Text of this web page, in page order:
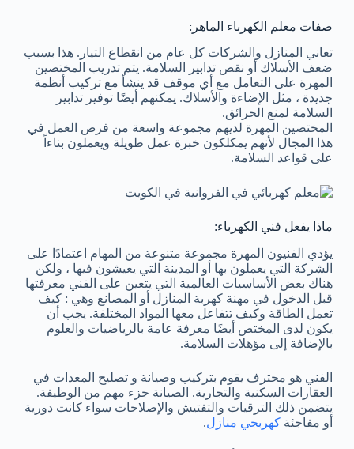
صفات معلم الكهرباء الماهر:
تعاني المنازل والشركات كل عام من انقطاع التيار. هذا بسبب
ضعف الأسلاك أو نقص تدابير السلامة. يتم تدريب المختصين
المهرة على التعامل مع أي موقف قد ينشأ مع تركيب أنظمة
جديدة ، مثل الإضاءة والأسلاك. يمكنهم أيضًا توفير تدابير
السلامة لمنع الحرائق.
المختصين المهرة لديهم مجموعة واسعة من فرص العمل في
هذا المجال لأنهم يمكلكون خبرة عمل طويلة ويعملون بناءاً
على قواعد السلامة.
ماذا يفعل فني الكهرباء:
يؤدي الفنيون المهرة مجموعة متنوعة من المهام اعتمادًا على
الشركة التي يعملون بها أو المدينة التي يعيشون فيها ، ولكن
هناك بعض الأساسيات العالمية التي يتعين على الفني معرفتها
قبل الدخول في مهنة كهربة المنازل أو المصانع وهي : كيف
تعمل الطاقة وكيف تتفاعل معها المواد المختلفة. يجب أن
يكون لدى المختص أيضًا معرفة عامة بالرياضيات والعلوم
بالإضافة إلى مؤهلات السلامة.
الفني هو محترف يقوم بتركيب وصيانة و تصليح المعدات في
العقارات السكنية والتجارية. الصيانة جزء مهم من الوظيفة.
يتضمن ذلك الترقيات والتفتيش والإصلاحات سواء كانت دورية
أو مفاجئة كهربجي منازل.